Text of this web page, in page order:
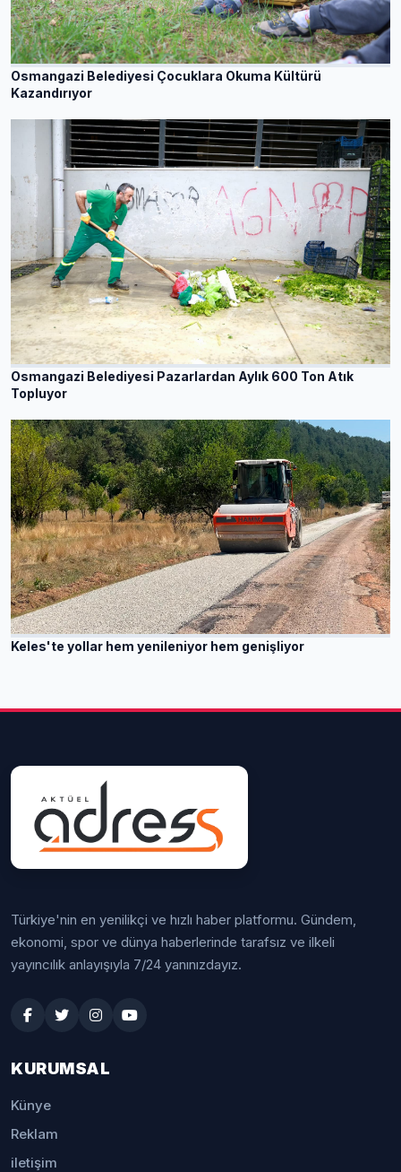
Osmangazi Belediyesi Çocuklara Okuma Kültürü
Kazandırıyor
Osmangazi Belediyesi Pazarlardan Aylık 600 Ton Atık
Topluyor
Keles'te yollar hem yenileniyor hem genişliyor
Türkiye'nin en yenilikçi ve hızlı haber platformu. Gündem,
ekonomi, spor ve dünya haberlerinde tarafsız ve ilkeli
yayıncılık anlayışıyla 7/24 yanınızdayız.
KURUMSAL
Künye
Reklam
iletişim